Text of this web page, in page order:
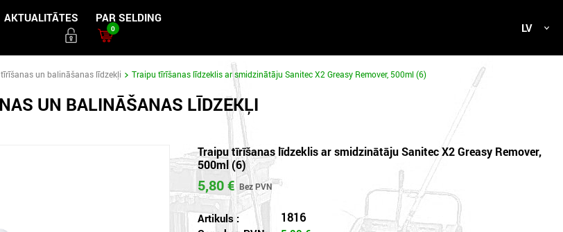
AKTUALITĀTES PAR SELDING
0 LV
un balināšanas līdzekļi Traipu tīrīšanas līdzeklis ar smidzinātāju Sanitec X2 Greasy Remover, 500ml (6)
UN BALINĀŠANAS LĪDZEKĻI
Traipu tīrīšanas līdzeklis ar smidzinātāju Sanitec X2 Greasy Remover,
500ml (6)
5,80 €
Artikuls : 1816